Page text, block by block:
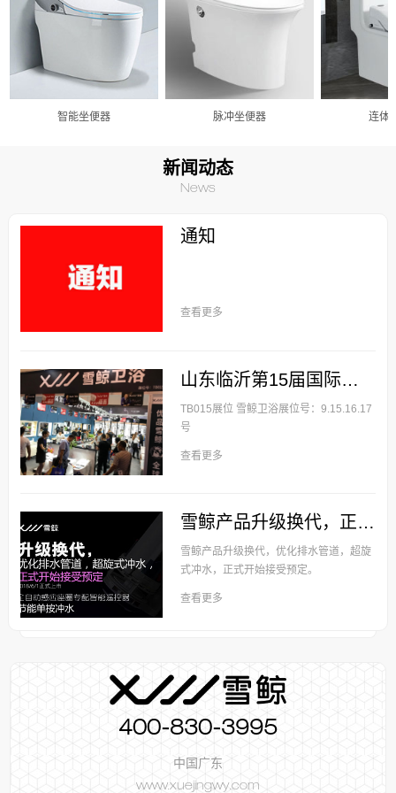
智能坐便器 脉冲坐便器 连体
新闻动态
News
通知
查看更多
山东临沂第15届国际厨卫展：优质雪鲸，全球共享
TB015展位 雪鲸卫浴展位号：9.15.16.17
号
查看更多
雪鲸产品升级换代，正式开始接受预定。
雪鲸产品升级换代，优化排水管道，超旋
式冲水，正式开始接受预定。
查看更多
400-830-3995
中国广东
www.xuejingwy.com